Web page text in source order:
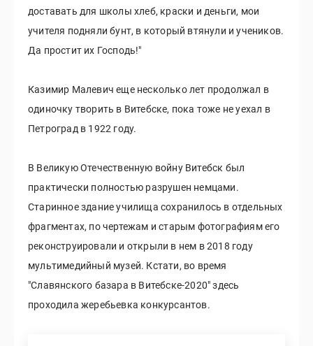
доставать для школы хлеб, краски и деньги, мои
учителя подняли бунт, в который втянули и учеников.
Да простит их Господь!"
Казимир Малевич еще несколько лет продолжал в
одиночку творить в Витебске, пока тоже не уехал в
Петроград в 1922 году.
В Великую Отечественную войну Витебск был
практически полностью разрушен немцами.
Старинное здание училища сохранилось в отдельных
фрагментах, по чертежам и старым фотографиям его
реконструировали и открыли в нем в 2018 году
мультимедийный музей. Кстати, во время
"Славянского базара в Витебске-2020" здесь
проходила жеребьевка конкурсантов.